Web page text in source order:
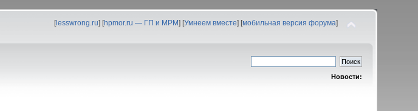
[lesswrong.ru] [hpmor.ru — ГП и МРМ] [Умнеем вместе] [мобильная версия форума]
Новости: